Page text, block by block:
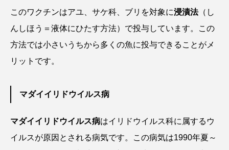
コウテイペンギン コオイムシ
コガタペンギン コガネスズメダイ
コクチバス
コモレビクラゲ コモンイトギンポ
このワクチンはアユ、サケ科、ブリを対象に浸漬法（し
んしほう＝液体にひたす方法）で投与しています。この
方法では小さいうちから多くの魚に投与できることがメ
リットです。
マダイイリドウイルス病
マダイイリドウイルス病はイリドウイルス科に属するウ
イルスが原因とされる病気です。この病気は1990年夏～